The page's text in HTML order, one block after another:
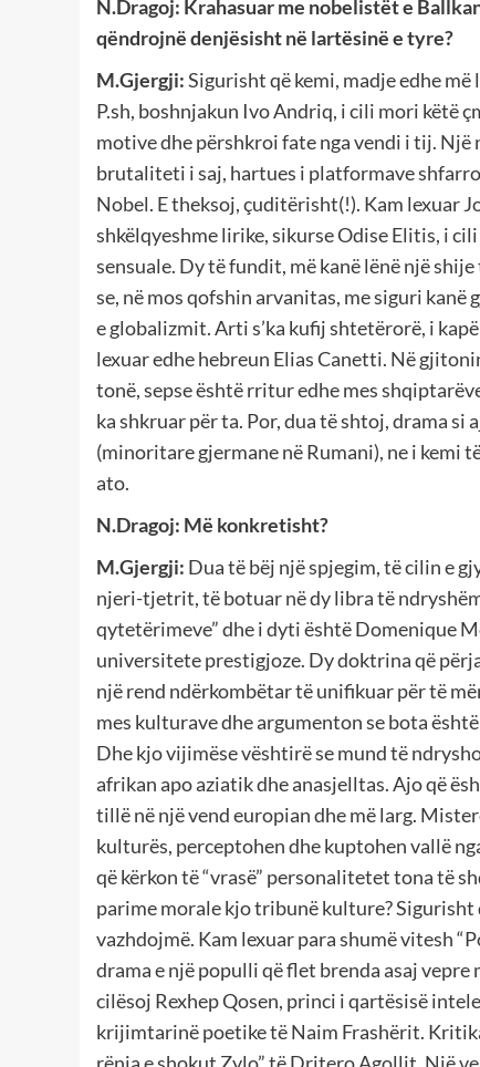
N.Dragoj: Krahasuar me nobelistët e
qëndrojnë denjësisht në lartësinë e tyre?
M.Gjergji:Sigurisht që kemi, madje edhe
P.sh, boshnjakun Ivo Andriq, i cili mori këtë
motive dhe përshkroi fate nga vendi i tij.
brutaliteti i saj, hartues i platformave
Nobel. E theksoj, çuditërisht(!). Kam lexuar
shkëlqyeshme lirike, sikurse Odise Elitis, i
sensuale. Dy të fundit, më kanë lënë një
se, në mos qofshin arvanitas, me siguri kanë
e globalizmit. Arti s’ka kufij shtetërorë, i
lexuar edhe hebreun Elias Canetti. Në
tonë, sepse është rritur edhe mes
ka shkruar për ta. Por, dua të shtoj, drama
(minoritare gjermane në Rumani), ne i kemi
ato.
N.Dragoj: Më konkretisht?
M.Gjergji: Dua të bëj një spjegim, të cilin e
njeri-tjetrit, të botuar në dy libra të
qytetërimeve” dhe i dyti është Domenique
universitete prestigjoze. Dy doktrina që
një rend ndërkombëtar të unifikuar për të
mes kulturave dhe argumenton se bota
Dhe kjo vijimëse vështirë se mund të
afrikan apo aziatik dhe anasjelltas. Ajo që
tillë në një vend europian dhe më larg.
kulturës, perceptohen dhe kuptohen vallë
që kërkon të “vrasë” personalitetet tona të
parime morale kjo tribunë kulture? Sigurisht
vazhdojmë. Kam lexuar para shumë vitesh
drama e një populli që flet brenda asaj
cilësoj Rexhep Qosen, princi i qartësisë
krijimtarinë poetike të Naim Frashërit.